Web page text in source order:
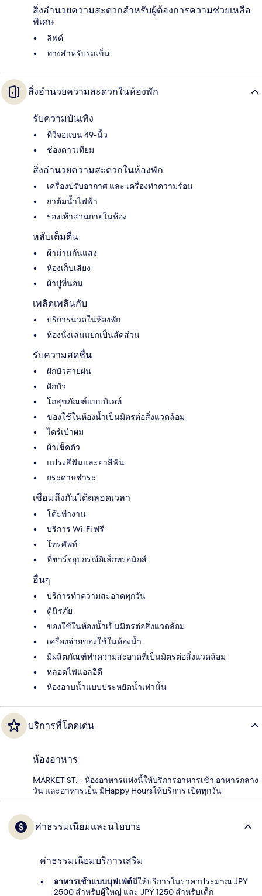
สิ่งอำนวยความสะดวกสำหรับผู้ต้องการความช่วยเหลือ
พิเศษ
ลิฟต์
ทางสำหรับรถเข็น
สิ่งอำนวยความสะดวกในห้องพัก
รับความบันเทิง
ทีวีจอแบน 49-นิ้ว
ช่องดาวเทียม
สิ่งอำนวยความสะดวกในห้องพัก
เครื่องปรับอากาศ และ เครื่องทำความร้อน
กาต้มน้ำไฟฟ้า
รองเท้าสวมภายในห้อง
หลับเต็มตื่น
ผ้าม่านกันแสง
ห้องเก็บเสียง
ผ้าปูที่นอน
เพลิดเพลินกับ
บริการนวดในห้องพัก
ห้องนั่งเล่นแยกเป็นสัดส่วน
รับความสดชื่น
ฝักบัวสายฝน
ฝักบัว
โถสุขภัณฑ์แบบบิเดท์
ของใช้ในห้องน้ำเป็นมิตรต่อสิ่งแวดล้อม
ไดร์เป่าผม
ผ้าเช็ดตัว
แปรงสีฟันและยาสีฟัน
กระดาษชำระ
เชื่อมถึงกันได้ตลอดเวลา
โต๊ะทำงาน
บริการ Wi-Fi ฟรี
โทรศัพท์
ที่ชาร์จอุปกรณ์อิเล็กทรอนิกส์
อื่นๆ
บริการทำความสะอาดทุกวัน
ตู้นิรภัย
ของใช้ในห้องน้ำเป็นมิตรต่อสิ่งแวดล้อม
เครื่องจ่ายของใช้ในห้องน้ำ
มีผลิตภัณฑ์ทำความสะอาดที่เป็นมิตรต่อสิ่งแวดล้อม
หลอดไฟแอลอีดี
ห้องอาบน้ำแบบประหยัดน้ำเท่านั้น
บริการที่โดดเด่น
ห้องอาหาร
MARKET ST. - ห้องอาหารแห่งนี้ให้บริการอาหารเช้า อาหารกลาง
วัน และอาหารเย็น มีHappy Hoursให้บริการ เปิดทุกวัน
ค่าธรรมเนียมและนโยบาย
ค่าธรรมเนียมบริการเสริม
อาหารเช้าแบบบุฟเฟ่ต์มีให้บริการในราคาประมาณ JPY
2500 สำหรับผู้ใหญ่ และ JPY 1250 สำหรับเด็ก